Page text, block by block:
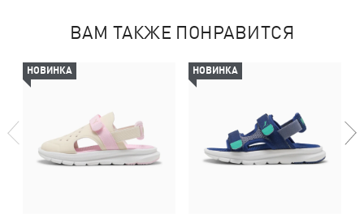
ВАМ ТАКЖЕ ПОНРАВИТСЯ
НОВИНКА НОВИНКА